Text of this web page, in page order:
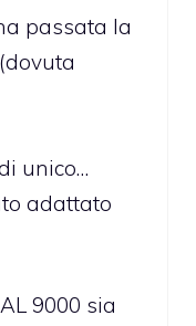
passata la
unico…
adattato
9000 sia